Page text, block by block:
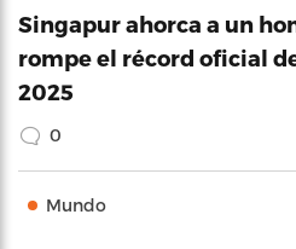
Singapur ahorca a un
rompe el récord oficial
2025
0
Mundo